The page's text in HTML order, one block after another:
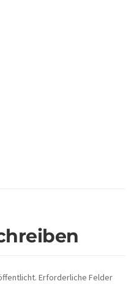
Erforderliche Felder